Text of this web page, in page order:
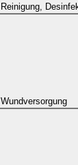
Reinigung,
Wundversorgung